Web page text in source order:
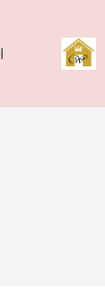
المحتوى